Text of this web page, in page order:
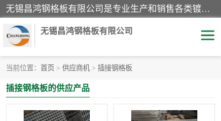
无锡昌鸿钢格板有限公司是专业生产和销售各类镀锌钢格板、镀锌钢格栅、不锈钢钢格及其相关产品的现代化企业。公司产品广泛运用于石油、化工、港口、电力、运输、造纸、医药、钢铁、食品、市政、房地产、制造业等各个领域。
无锡昌鸿钢格板有限公司
当前位置： 首页 > 供应商机 > 插接钢格板
插接钢格板的供应产品
镀锌钢格板
踏步板 水沟盖板